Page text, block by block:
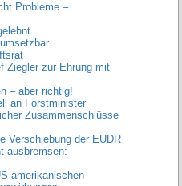
Probleme –
Ziegler zur Ehrung mit
– aber richtig!
an Forstminister
Zusammenschlüsse
Verschiebung der EUDR
ausbremsen:
amerikanischen